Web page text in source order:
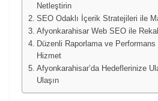
Netleştirin
SEO Odaklı İçerik Stratejileri ile
Afyonkarahisar Web SEO ile
Düzenli Raporlama ve
Hizmet
Afyonkarahisar’da Hedeflerinize
Ulaşın